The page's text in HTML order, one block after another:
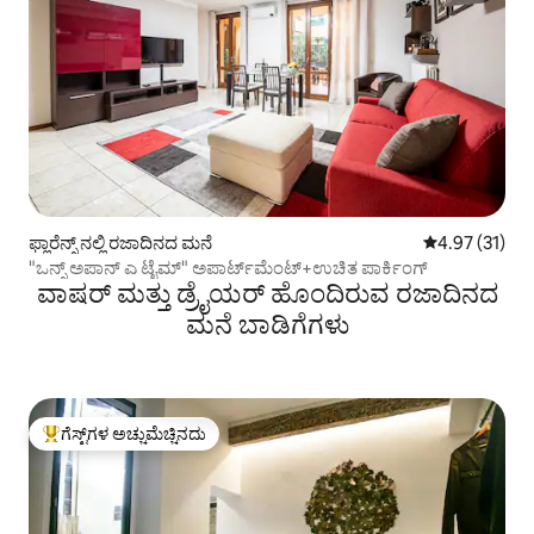
ಫ್ಲಾರೆನ್ಸ್ ನಲ್ಲಿ ರಜಾದಿನದ ಮನೆ 5 ರಲ್ಲಿ 4.97
4.97 (31)
"ಒನ್ಸ್ ಅಪಾನ್ ಎ ಟೈಮ್" ಅಪಾರ್ಟ್‌ಮೆಂಟ್+ಉಚಿತ ಪಾರ್ಕಿಂಗ್
ವಾಷರ್ ಮತ್ತು ಡ್ರೈಯರ್ ಹೊಂದಿರುವ ರಜಾದಿನದ
ಮನೆ ಬಾಡಿಗೆಗಳು
ಗೆಸ್ಟ್‌ಗಳಿಗೆ ಅತಿ ಹೆಚ್ಚು ಅಚ್ಚುಮೆಚ್ಚಿನದು
ಗೆಸ್ಟ್‌ಗಳ ಅಚ್ಚುಮೆಚ್ಚಿನದು